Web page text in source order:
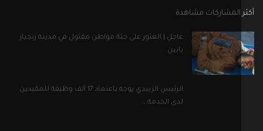
المشاركات مشاهدة
عاجل | العثور على جثة مواطن مقتول في مدينة زنجبار
بابين
الرئيس الزبيدي يوجه باعتماد 17 ألف وظيفة للمقيدين
لدى الخدمة...